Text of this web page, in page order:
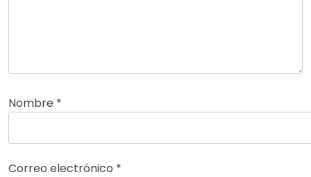
Nombre *
Correo electrónico *